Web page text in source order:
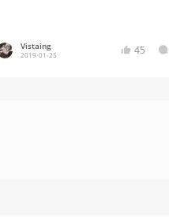
Vistaing
2019-01-25 45